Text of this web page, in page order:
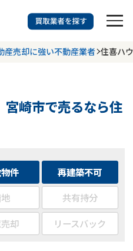
を探す
故物件
産売却に強い不動産業者 住喜ハ
宮崎市で売るなら住
件
再建築不可
共有持分
却 リースバック